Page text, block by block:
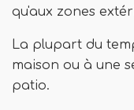
qu'aux zones
La plupart du
maison ou à une
patio.